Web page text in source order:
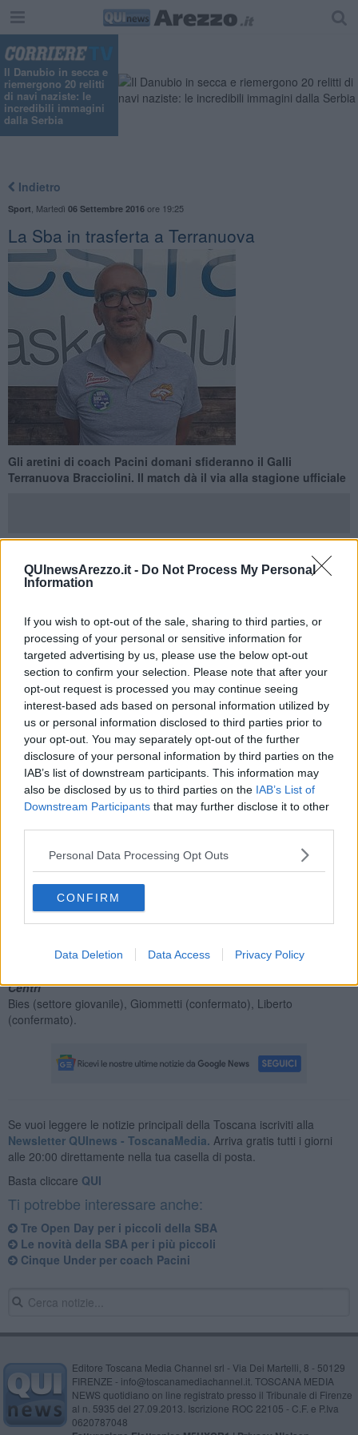
QUInewsArezzo.it - Do Not Process My Personal
Information
If you wish to opt-out of the sale, sharing to third parties, or
processing of your personal or sensitive information for
targeted advertising by us, please use the below opt-out
section to confirm your selection. Please note that after your
opt-out request is processed you may continue seeing
interest-based ads based on personal information utilized by
us or personal information disclosed to third parties prior to
your opt-out. You may separately opt-out of the further
disclosure of your personal information by third parties on the
IAB’s list of downstream participants. This information may
also be disclosed by us to third parties on the IAB’s List of
Downstream Participants that may further disclose it to other
Personal Data Processing Opt Outs
CONFIRM
Data Deletion Data Access Privacy Policy
Il Danubio in secca e
riemergono 20 relitti
di navi naziste: le
incredibili immagini
dalla Serbia
Indietro
Sport Martedì 06 Settembre 2016ore 19:25
La Sba in trasferta a Terranuova
Gli aretini di coach Pacini domani sfideranno il Galli
Terranuova Bracciolini. Il match dà il via alla stagione ufficiale
AREZZO —Prende il via domani la stagione ufficiale dell'Amen
Pasquinisaranno impegnati sul parquet delGalli Terranuova
Bracciolinidell'ex Baggiani.
Per la SBA si tratta del primo impegno in considerazione del
posticipo al 13 Settembre della gara di
San Giovanni Valdarno
contro la Polisportiva mentre Terranuova è stata sconfitta dalla
Synergy Valdarno per 84 a 69.
La gara è in programma alle 21.15 presso il Palazzetto dello
Sport di Terranuova Bracciolini. Questa la rosa a disposizione
Peruzzi (confermato), Provenzal Carlo (confermato), Provenzal
Filippo (confermato), Spillantini (da Sansepolcro)
Guardie
Brebenel (settore giovanile), Castelli (capitano, confermato), Fratini
(da Vieste), Nencioli (confermato), Sturli (settore giovanile)
Balsimini (confermato), Cutini (confermato), Gramaccia (settore
Centri
Bies (settore giovanile), Giommetti (confermato), Liberto
(confermato).
Se vuoi leggere le notizie principali della Toscana iscriviti alla
Newsletter QUInews - ToscanaMedia. Arriva gratis tutti i giorni
alle 20:00 direttamente nella tua casella di posta.
Basta cliccare QUI
Ti potrebbe interessare anche:
Tre Open Day per i piccoli della SBA
Le novità della SBA per i più piccoli
Cinque Under per coach Pacini
Editore Toscana Media Channel srl - Via Dei Martelli, 8 - 50129
FIRENZE - info@toscanamediachannel.it. TOSCANA MEDIA
NEWS quotidiano on line registrato presso il Tribunale di Firenze
al n. 5935 del 27.09.2013. Iscrizione ROC 22105 - C.F. e P.Iva
0620787048